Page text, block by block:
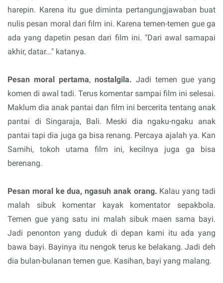
harepin. Karena itu gue diminta pertangungjawaban buat
nulis pesan moral dari film ini. Karena temen-temen gue ga
ada yang dapetin pesan dari film ini. "Dari awal samapai
akhir, datar..." katanya.
Pesan moral pertama, nostalgila. Jadi temen gue yang
komen di awal tadi. Terus komentar sampai film ini selesai.
Maklum dia anak pantai dan film ini bercerita tentang anak
pantai di Singaraja, Bali. Meski dia ngaku-ngaku anak
pantai tapi dia juga ga bisa renang. Percaya ajalah ya. Kan
Samihi, tokoh utama film ini, kecilnya juga ga bisa
berenang.
Pesan moral ke dua, ngasuh anak orang. Kalau yang tadi
malah sibuk komentar kayak komentator sepakbola.
Temen gue yang satu ini malah sibuk maen sama bayi.
Jadi penonton yang duduk di depan kami itu ada yang
bawa bayi. Bayinya itu nengok terus ke belakang. Jadi deh
dia bulan-bulanan temen gue. Kasihan, bayi yang malang.